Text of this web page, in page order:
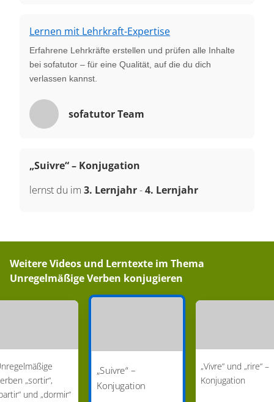
Lernen mit Lehrkraft-Expertise
Erfahrene Lehrkräfte erstellen und prüfen alle Inhalte
bei sofatutor – für eine Qualität, auf die du dich
verlassen kannst.
sofatutor Team
„Suivre“ – Konjugation
lernst du im 3. Lernjahr-4. Lernjahr
Weitere Videos und Lerntexte im Thema
Unregelmäßige Verben konjugieren
„sortir“,
und „dormir“
„Suivre“ –
Konjugation
„Vivre“ und „rire“ –
Konjugation